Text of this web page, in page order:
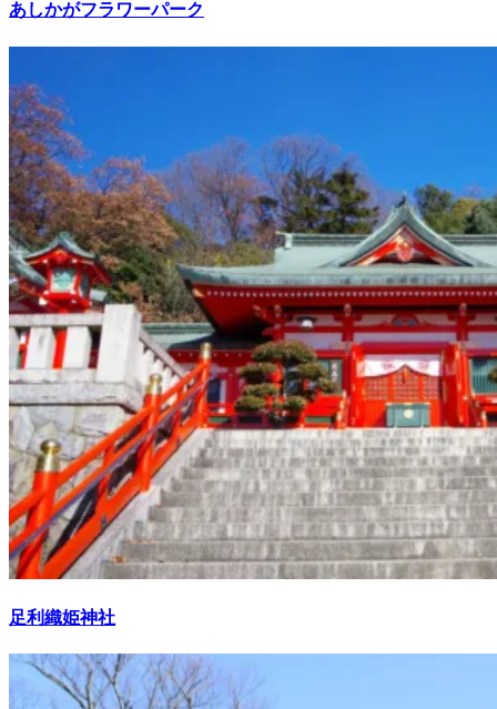
あしかがフラワーパーク
足利織姫神社